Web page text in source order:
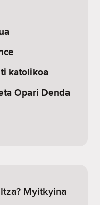
katolikoa
Opari Denda
Myitkyina